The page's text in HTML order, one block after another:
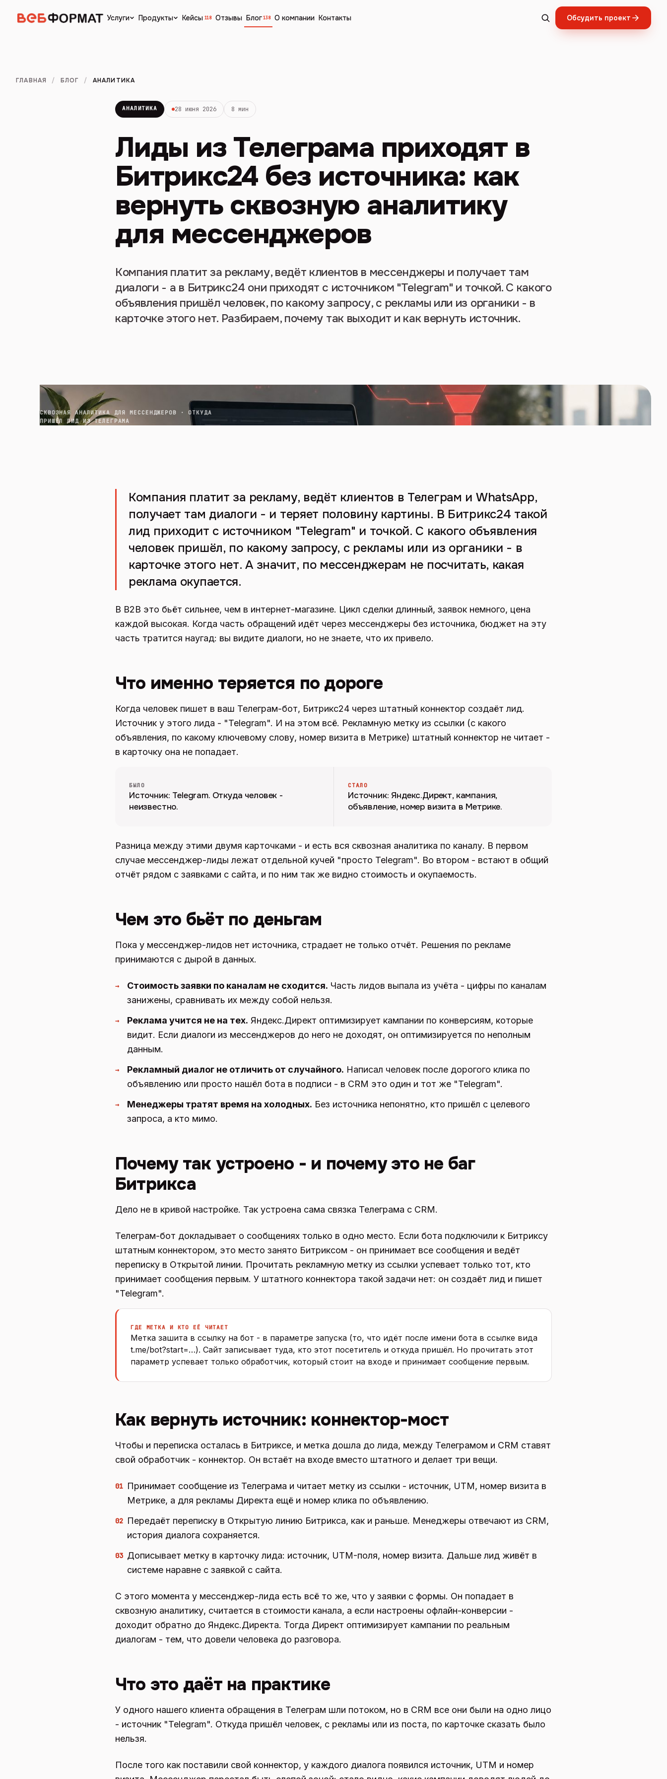
Услуги Продукты Кейсы 118 Отзывы Блог 138 О компании Контакты Обсудить проект
ГЛАВНАЯ / БЛОГ / АНАЛИТИКА
АНАЛИТИКА 28 июня 2026 8 мин
Лиды из Телеграма приходят в
Битрикс24 без источника: как
вернуть сквозную аналитику
для мессенджеров
Компания платит за рекламу, ведёт клиентов в мессенджеры и получает там
диалоги - а в Битрикс24 они приходят с источником "Telegram" и точкой. С какого
объявления пришёл человек, по какому запросу, с рекламы или из органики - в
карточке этого нет. Разбираем, почему так выходит и как вернуть источник.
СКВОЗНАЯ АНАЛИТИКА ДЛЯ МЕССЕНДЖЕРОВ · ОТКУДА
ПРИШЁЛ ЛИД ИЗ ТЕЛЕГРАМА
Компания платит за рекламу, ведёт клиентов в Телеграм и WhatsApp,
получает там диалоги - и теряет половину картины. В Битрикс24 такой
лид приходит с источником "Telegram" и точкой. С какого объявления
человек пришёл, по какому запросу, с рекламы или из органики - в
карточке этого нет. А значит, по мессенджерам не посчитать, какая
реклама окупается.
В B2B это бьёт сильнее, чем в интернет-магазине. Цикл сделки длинный, заявок немного, цена
каждой высокая. Когда часть обращений идёт через мессенджеры без источника, бюджет на эту
часть тратится наугад: вы видите диалоги, но не знаете, что их привело.
Что именно теряется по дороге
Когда человек пишет в ваш Телеграм-бот, Битрикс24 через штатный коннектор создаёт лид.
Источник у этого лида - "Telegram". И на этом всё. Рекламную метку из ссылки (с какого
объявления, по какому ключевому слову, номер визита в Метрике) штатный коннектор не читает -
в карточку она не попадает.
БЫЛО
Источник: Telegram. Откуда человек -
неизвестно.
СТАЛО
Источник: Яндекс.Директ, кампания,
объявление, номер визита в Метрике.
Разница между этими двумя карточками - и есть вся сквозная аналитика по каналу. В первом
случае мессенджер-лиды лежат отдельной кучей "просто Telegram". Во втором - встают в общий
отчёт рядом с заявками с сайта, и по ним так же видно стоимость и окупаемость.
Чем это бьёт по деньгам
Пока у мессенджер-лидов нет источника, страдает не только отчёт. Решения по рекламе
принимаются с дырой в данных.
→ Стоимость заявки по каналам не сходится. Часть лидов выпала из учёта - цифры по каналам
занижены, сравнивать их между собой нельзя.
→ Реклама учится не на тех. Яндекс.Директ оптимизирует кампании по конверсиям, которые
видит. Если диалоги из мессенджеров до него не доходят, он оптимизируется по неполным
данным.
→ Рекламный диалог не отличить от случайного. Написал человек после дорогого клика по
объявлению или просто нашёл бота в подписи - в CRM это один и тот же "Telegram".
→ Менеджеры тратят время на холодных. Без источника непонятно, кто пришёл с целевого
запроса, а кто мимо.
Почему так устроено - и почему это не баг
Битрикса
Дело не в кривой настройке. Так устроена сама связка Телеграма с CRM.
Телеграм-бот докладывает о сообщениях только в одно место. Если бота подключили к Битриксу
штатным коннектором, это место занято Битриксом - он принимает все сообщения и ведёт
переписку в Открытой линии. Прочитать рекламную метку из ссылки успевает только тот, кто
принимает сообщения первым. У штатного коннектора такой задачи нет: он создаёт лид и пишет
"Telegram".
ГДЕ МЕТКА И КТО ЕЁ ЧИТАЕТ
Метка зашита в ссылку на бот - в параметре запуска (то, что идёт после имени бота в ссылке вида
t.me/bot?start=…). Сайт записывает туда, кто этот посетитель и откуда пришёл. Но прочитать этот
параметр успевает только обработчик, который стоит на входе и принимает сообщение первым.
Как вернуть источник: коннектор-мост
Чтобы и переписка осталась в Битриксе, и метка дошла до лида, между Телеграмом и CRM ставят
свой обработчик - коннектор. Он встаёт на входе вместо штатного и делает три вещи.
01 Принимает сообщение из Телеграма и читает метку из ссылки - источник, UTM, номер визита в
Метрике, а для рекламы Директа ещё и номер клика по объявлению.
02 Передаёт переписку в Открытую линию Битрикса, как и раньше. Менеджеры отвечают из CRM,
история диалога сохраняется.
03 Дописывает метку в карточку лида: источник, UTM-поля, номер визита. Дальше лид живёт в
системе наравне с заявкой с сайта.
С этого момента у мессенджер-лида есть всё то же, что у заявки с формы. Он попадает в
сквозную аналитику, считается в стоимости канала, а если настроены офлайн-конверсии -
доходит обратно до Яндекс.Директа. Тогда Директ оптимизирует кампании по реальным
диалогам - тем, что довели человека до разговора.
Что это даёт на практике
У одного нашего клиента обращения в Телеграм шли потоком, но в CRM все они были на одно лицо
- источник "Telegram". Откуда пришёл человек, с рекламы или из поста, по карточке сказать было
нельзя.
После того как поставили свой коннектор, у каждого диалога появился источник, UTM и номер